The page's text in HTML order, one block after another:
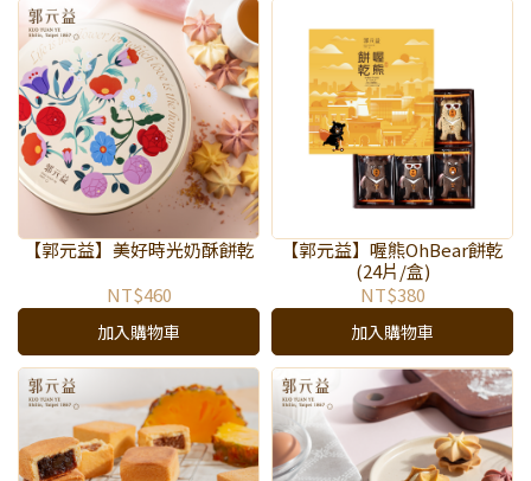
【郭元益】美好時光奶酥餅乾
NT$460
加入購物車
【郭元益】喔熊OhBear餅乾
(24片/盒)
NT$380
加入購物車